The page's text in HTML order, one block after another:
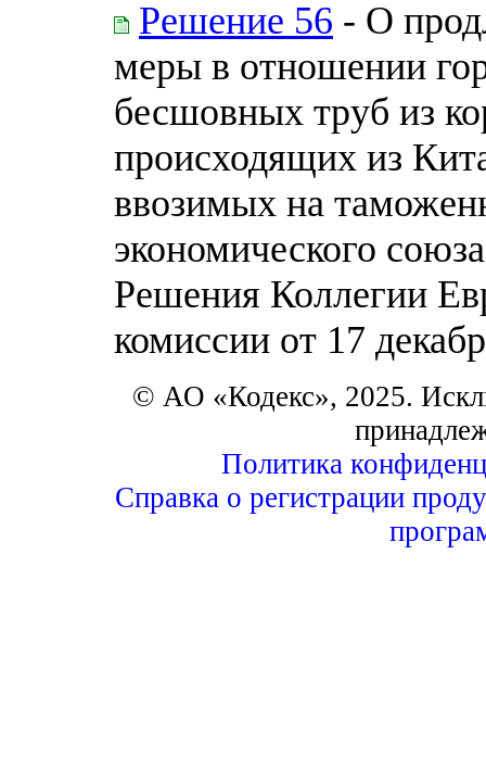
Решение 56 - О
меры в отношении
бесшовных труб из
происходящих из
ввозимых на
экономического
Решения Коллегии
комиссии от 17
© АО «Кодекс», 2025.
Политика
Справка о регистрации